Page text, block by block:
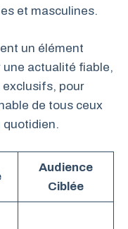
et masculines.
un élément
une actualité fiable,
exclusifs, pour
de tous ceux
quotidien.
Audience
Ciblée